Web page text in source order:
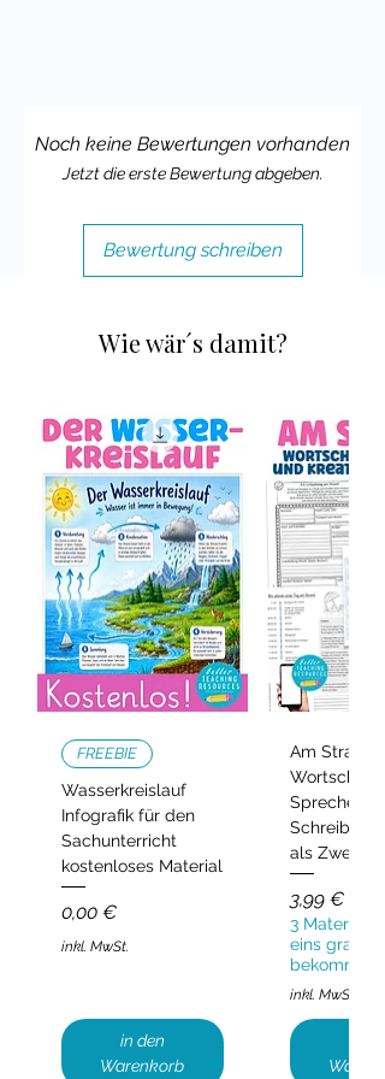
Noch keine Bewertungen vorhanden
Jetzt die erste Bewertung abgeben.
Bewertung schreiben
Wie wär´s damit?
FREEBIE
Wasserkreislauf
Infografik für den
Sachunterricht
kostenloses Material
Preis
0,00 €
inkl. MwSt.
in den
Warenkorb
Am Strand –
Wortschatz,
Sprechen
Schreiben |
als
Preis
3,99 €
3
eins gratis
bekommen!
inkl. MwSt.